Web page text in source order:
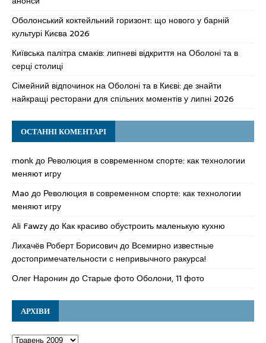
Оболонський коктейльний горизонт: що нового у барній
культурі Києва 2026
Київська палітра смаків: липневі відкриття на Оболоні та в
серці столиці
Сімейний відпочинок на Оболоні та в Києві: де знайти
найкращі ресторани для спільних моментів у липні 2026
ОСТАННІ КОМЕНТАРІ
monkдо Революция в современном спорте: как технологии
меняют игру
Mao до Революция в современном спорте: как технологии
меняют игру
Ali Fawzyдо Как красиво обустроить маленькую кухню
Лихачёв Роберт Борисовичдо Всемирно известные
достопримечательности с непривычного ракурса!
Олег Наронин доСтарые фото Оболони, 11 фото
АРХІВИ